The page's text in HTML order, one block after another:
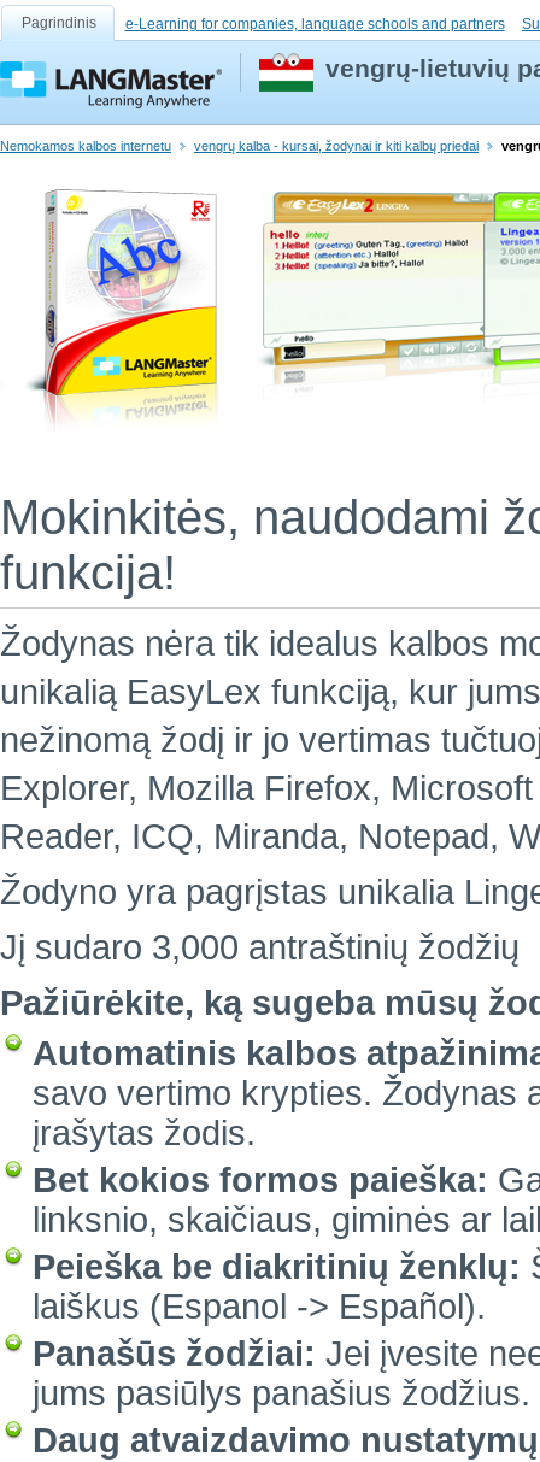
Pagrindinis e-Learning for companies, language schools and partners
vengrų-lietuvių
Nemokamos kalbos internetu vengrų kalba - kursai, žodynai ir kiti kalbų priedai
Mokinkitės, naudodami
funkcija!
Žodynas nėra tik idealus kalbos
unikalią EasyLex funkciją, kur
nežinomą žodį ir jo vertimas
Explorer, Mozilla Firefox,
Reader, ICQ, Miranda, Notepad,
Žodyno yra pagrįstas unikalia
Jį sudaro 3,000 antraštinių žodžių
Pažiūrėkite, ką sugeba mūsų
Automatinis kalbos
savo vertimo krypties. Žodynas
įrašytas žodis.
Bet kokios formos paieška:
linksnio, skaičiaus, giminės ar
Peieška be diakritinių ženklų:
laiškus (Espanol -> Español).
Panašūs žodžiai: Jei įvesite
jums pasiūlys panašius žodžius.
Daug atvaizdavimo